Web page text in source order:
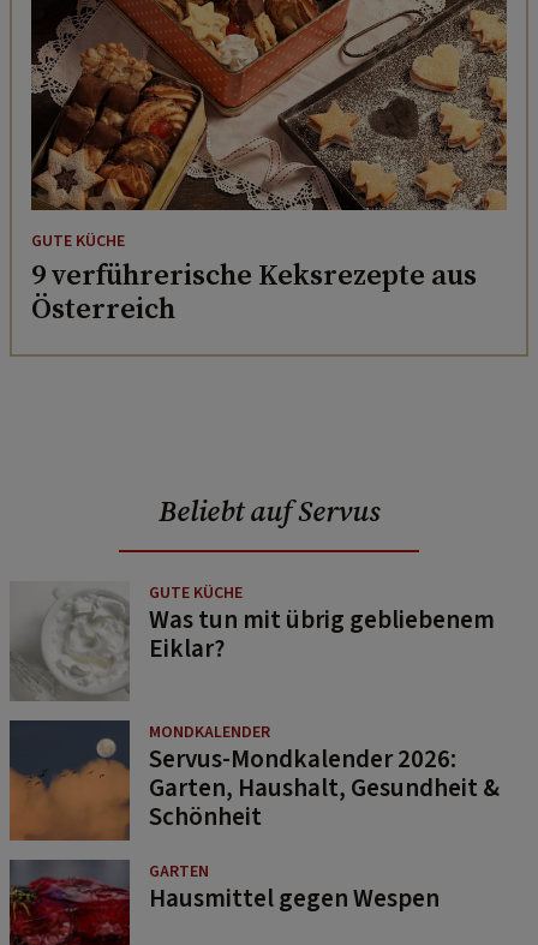
GUTE KÜCHE
9 verführerische Keksrezepte aus
Österreich
GUTE KÜCHE
Was tun mit übrig gebliebenem
Eiklar?
Servus-Mondkalender 2026:
Garten, Haushalt, Gesundheit &
Schönheit
Hausmittel gegen Wespen